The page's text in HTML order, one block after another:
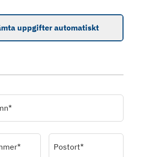
uppgifter automatiskt
Postort*